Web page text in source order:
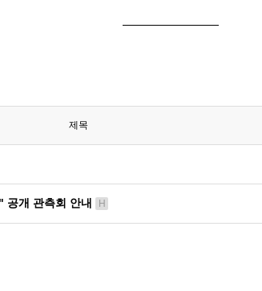
제목
공개 관측회 안내 H